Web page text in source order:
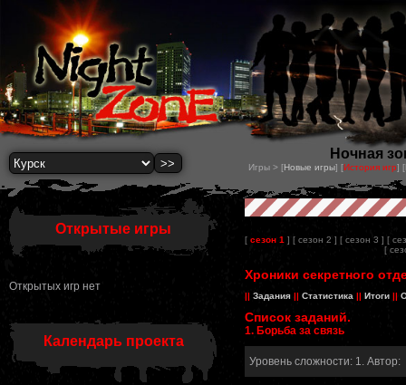
Ночная
Игры > [Новые игры] [История игр] [
Открытые игры
Открытых игр нет
Календарь проекта
[ сезон 1 ] [ сезон 2 ] [ сезон 3 ] [
[
Хроники секретного
Задания Статистика Итоги
Список заданий.
1. Борьба за связь
Уровень сложности: 1. Автор: